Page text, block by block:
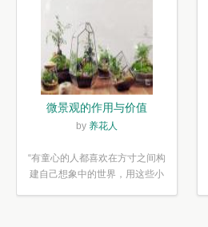
微景观的作用与价值
by 养花人
“有童心的人都喜欢在方寸之间构
建自己想象中的世界，用这些小